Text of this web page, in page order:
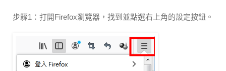
步驟1：打開Firefox瀏覽器，找到並點選右上角的設定按鈕。